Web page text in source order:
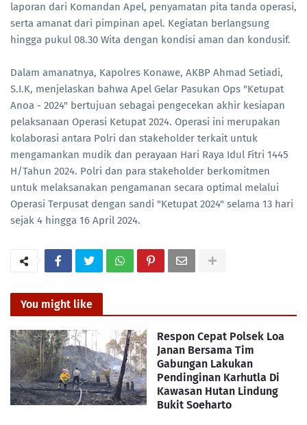
laporan dari Komandan Apel, penyamatan pita tanda operasi,
serta amanat dari pimpinan apel. Kegiatan berlangsung
hingga pukul 08.30 Wita dengan kondisi aman dan kondusif.
Dalam amanatnya, Kapolres Konawe, AKBP Ahmad Setiadi,
S.I.K, menjelaskan bahwa Apel Gelar Pasukan Ops "Ketupat
Anoa - 2024" bertujuan sebagai pengecekan akhir kesiapan
pelaksanaan Operasi Ketupat 2024. Operasi ini merupakan
kolaborasi antara Polri dan stakeholder terkait untuk
mengamankan mudik dan perayaan Hari Raya Idul Fitri 1445
H/Tahun 2024. Polri dan para stakeholder berkomitmen
untuk melaksanakan pengamanan secara optimal melalui
Operasi Terpusat dengan sandi "Ketupat 2024" selama 13 hari
sejak 4 hingga 16 April 2024.
You might like
Respon Cepat Polsek Loa
Janan Bersama Tim
Gabungan Lakukan
Pendinginan Karhutla Di
Kawasan Hutan Lindung
Bukit Soeharto